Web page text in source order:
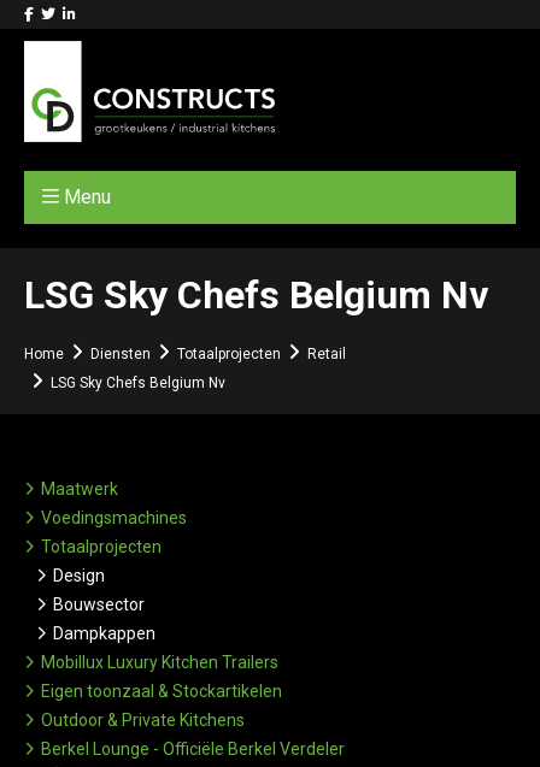
Menu
LSG Sky Chefs Belgium Nv
Home Diensten Totaalprojecten
Retail
LSG Sky Chefs Belgium Nv
Maatwerk
Voedingsmachines
Totaalprojecten
Design
Bouwsector
Dampkappen
Mobillux Luxury Kitchen Trailers
Eigen toonzaal & Stockartikelen
Outdoor & Private Kitchens
Berkel Lounge - Officiële Berkel Verdeler